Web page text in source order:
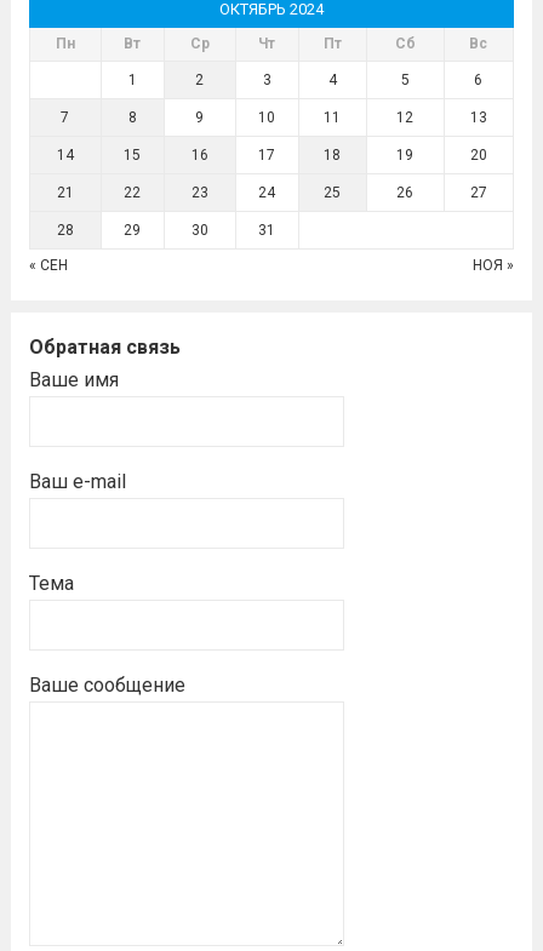
ОКТЯБРЬ 2024
Пн Вт Ср Чт Пт Сб Вс
1 2 3 4 5 6
7 8 9 10 11 12 13
14 15 16 17 18 19 20
21 22 23 24 25 26 27
28 29 30 31
« СЕН НОЯ »
Обратная связь
Ваше имя
Ваш e-mail
Тема
Ваше сообщение